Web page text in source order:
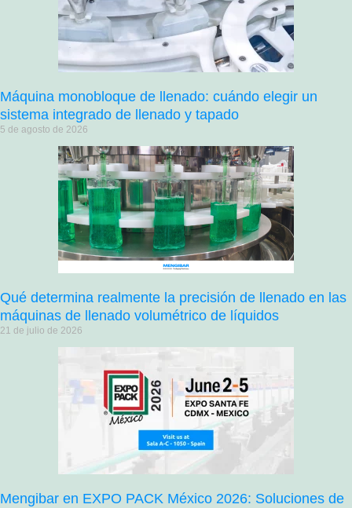
Máquina monobloque de llenado: cuándo elegir un
sistema integrado de llenado y tapado
5 de agosto de 2026
Qué determina realmente la precisión de llenado en las
máquinas de llenado volumétrico de líquidos
21 de julio de 2026
Mengibar en EXPO PACK México 2026: Soluciones de